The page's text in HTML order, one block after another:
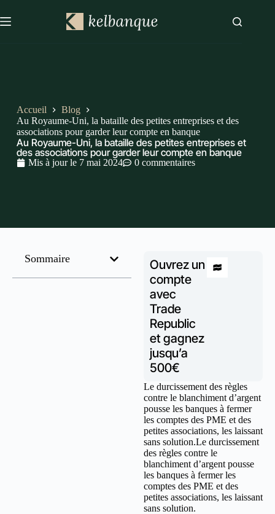
Accueil
Blog
Au Royaume-Uni, la bataille des petites entreprises et des
associations pour garder leur compte en banque
Au Royaume-Uni, la bataille des petites entreprises et
des associations pour garder leur compte en banque
Mis à jour le 7 mai 2024 0 commentaires
Sommaire
Ouvrez un
compte
avec
Trade
Republic
et gagnez
jusqu’a
500€
Le durcissement des règles
contre le blanchiment d’argent
pousse les banques à fermer
les comptes des PME et des
petites associations, les laissant
sans solution.Le durcissement
des règles contre le
blanchiment d’argent pousse
les banques à fermer les
comptes des PME et des
petites associations, les laissant
sans solution.